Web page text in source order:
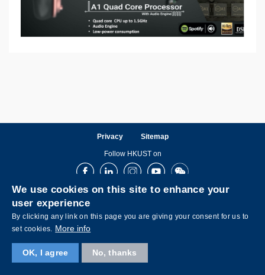
Privacy Sitemap
Follow HKUST on
FacebookLinkedInInstagramYoutubeWechat
Copyright © The Hong Kong University of Science and Technology. All rights reserved.
We use cookies on this site to enhance your
user experience
By clicking any link on this page you are giving your consent for us to
set cookies. More info
OK, I agree No, thanks